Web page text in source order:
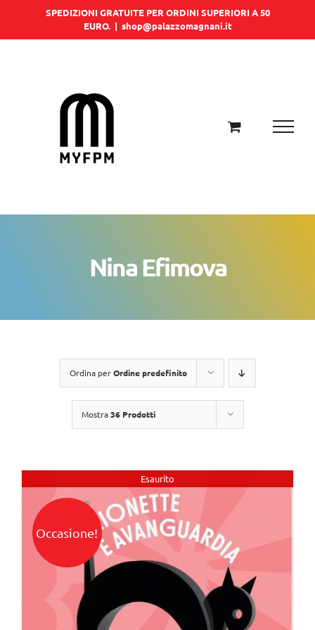
SPEDIZIONI GRATUITE PER ORDINI SUPERIORI A 50
EURO. | shop@palazzomagnani.it
Nina Efimova
Ordina perOrdine predefinito
Mostra36 Prodotti
Esaurito
Occasione!